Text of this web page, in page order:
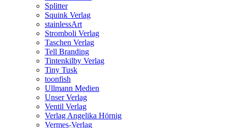
Splitter
Squink Verlag
stainlessArt
Stromboli Verlag
Taschen Verlag
Tell Branding
Tintenkilby Verlag
Tiny Tusk
toonfish
Ullmann Medien
Unser Verlag
Ventil Verlag
Verlag Angelika Hörnig
Vermes-Verlag